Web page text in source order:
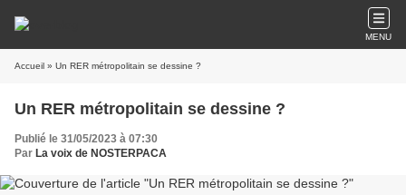
MENU
Accueil » Un RER métropolitain se dessine ?
Un RER métropolitain se dessine ?
Publié le 31/05/2023 à 07:30
Par La voix de NOSTERPACA